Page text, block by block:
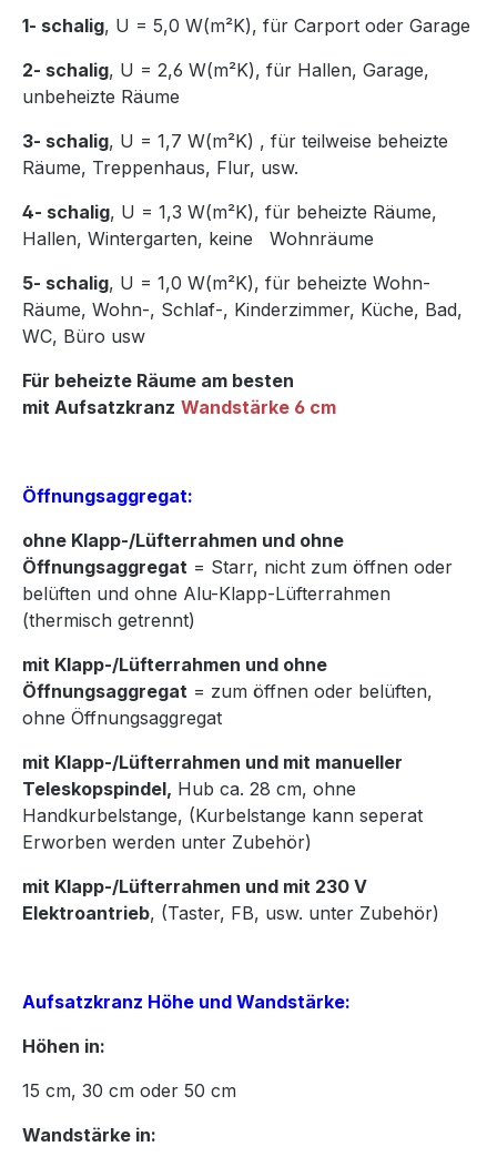
1- schalig, U = 5,0 W(m²K), für Carport oder Garage
2- schalig, U = 2,6 W(m²K), für Hallen, Garage,
unbeheizte Räume
3- schalig, U = 1,7 W(m²K) , für teilweise beheizte
Räume, Treppenhaus, Flur, usw.
4- schalig, U = 1,3 W(m²K), für beheizte Räume,
Hallen, Wintergarten, keine Wohnräume
5- schalig, U = 1,0 W(m²K), für beheizte Wohn-
Räume, Wohn-, Schlaf-, Kinderzimmer, Küche, Bad,
WC, Büro usw
Für beheizte Räume am besten
mit Aufsatzkranz Wandstärke 6 cm
Öffnungsaggregat:
ohne Klapp-/Lüfterrahmen und ohne
Öffnungsaggregat = Starr, nicht zum öffnen oder
belüften und ohne Alu-Klapp-Lüfterrahmen
(thermisch getrennt)
mit Klapp-/Lüfterrahmen und ohne
Öffnungsaggregat = zum öffnen oder belüften,
ohne Öffnungsaggregat
mit Klapp-/Lüfterrahmen und mit manueller
Teleskopspindel, Hub ca. 28 cm, ohne
Handkurbelstange, (Kurbelstange kann seperat
Erworben werden unter Zubehör)
mit Klapp-/Lüfterrahmen und mit 230 V
Elektroantrieb, (Taster, FB, usw. unter Zubehör)
Aufsatzkranz Höhe und Wandstärke:
Höhen in:
15 cm, 30 cm oder 50 cm
Wandstärke in: